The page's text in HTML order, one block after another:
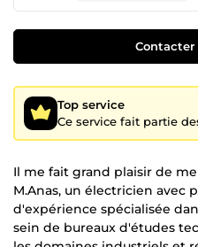
Contacter
Top service
Ce service fait partie
Il me fait grand plaisir de
M.Anas, un électricien avec
d'expérience spécialisée
sein de bureaux d'études